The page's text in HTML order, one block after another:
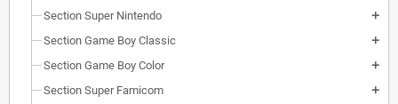
Section Super Nintendo add
Section Game Boy Classic add
Section Game Boy Color add
Section Super Famicom add